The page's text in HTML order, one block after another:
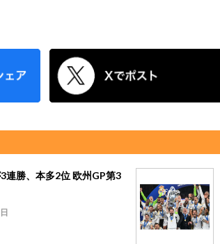
連勝、本多2位 欧州GP第3